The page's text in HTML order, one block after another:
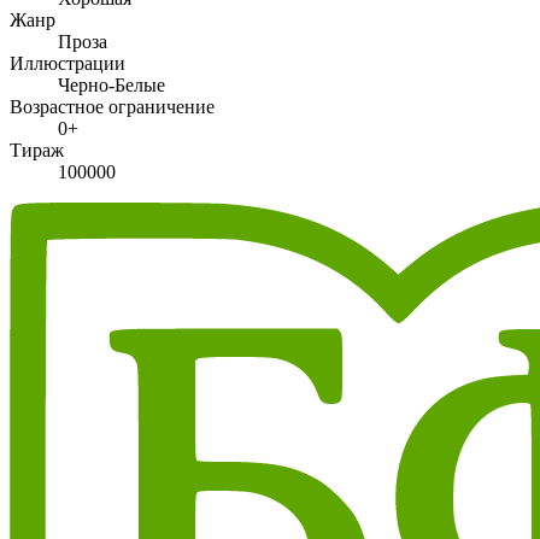
Жанр
Проза
Иллюстрации
Черно-Белые
Возрастное ограничение
0+
Тираж
100000